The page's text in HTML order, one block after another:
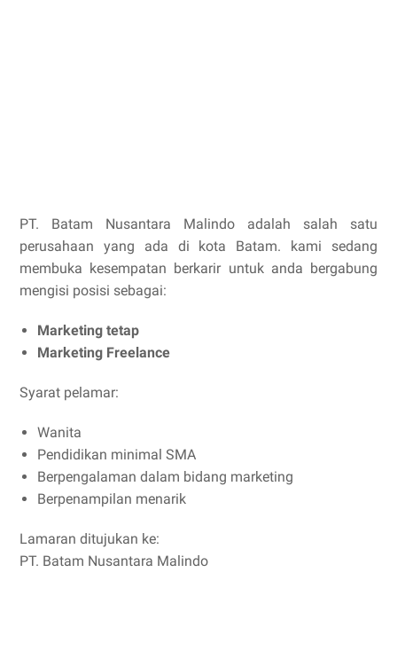
PT. Batam Nusantara Malindo adalah salah satu
perusahaan yang ada di kota Batam. kami sedang
membuka kesempatan berkarir untuk anda bergabung
mengisi posisi sebagai:
Marketing tetap
Marketing Freelance
Syarat pelamar:
Wanita
Pendidikan minimal SMA
Berpengalaman dalam bidang marketing
Berpenampilan menarik
Lamaran ditujukan ke:
PT. Batam Nusantara Malindo